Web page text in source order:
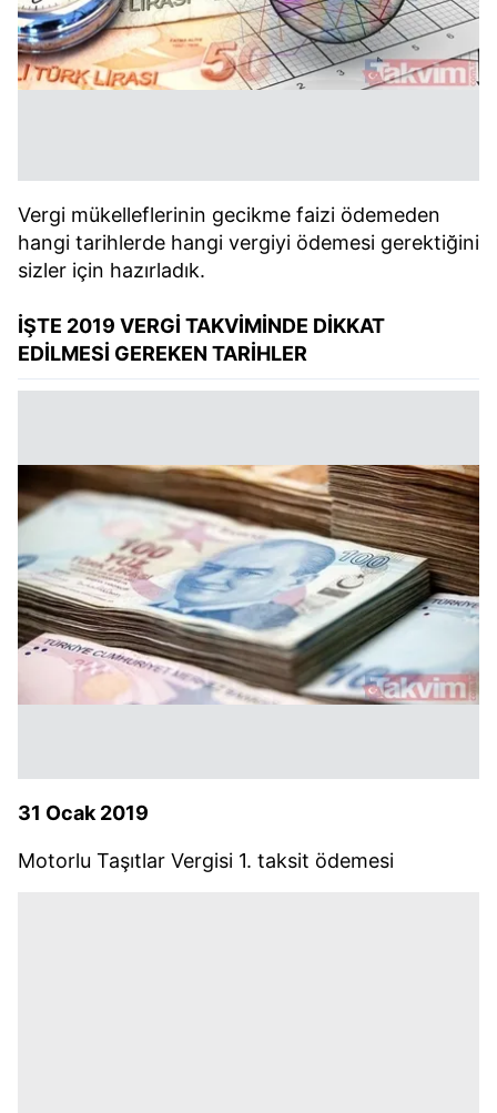
Vergi mükelleflerinin gecikme faizi ödemeden
hangi tarihlerde hangi vergiyi ödemesi gerektiğini
sizler için hazırladık.
İŞTE 2019 VERGİ TAKVİMİNDE DİKKAT
EDİLMESİ GEREKEN TARİHLER
31 Ocak 2019
Motorlu Taşıtlar Vergisi 1. taksit ödemesi